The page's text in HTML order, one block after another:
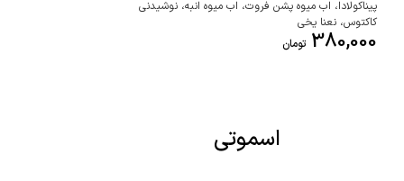
پیناکولادا، اب میوه پشن فروت، اب میوه انبه، نوشیدنی
کاکتوس، نعنا یخی
380,000 تومان
اسموتی